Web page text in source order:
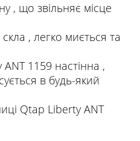
, що звільняє місце
, легко миється та
1159 настінна ,
в будь-який
Qtap Liberty ANT